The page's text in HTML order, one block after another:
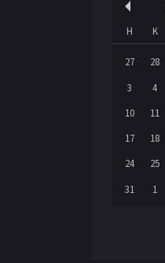
H K
27 28
3 4
10 11
17 18
24 25
31 1